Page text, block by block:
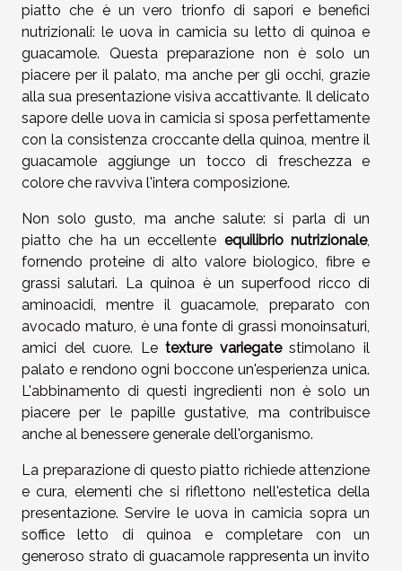
piatto che è un vero trionfo di sapori e benefici
nutrizionali: le uova in camicia su letto di quinoa e
guacamole. Questa preparazione non è solo un
piacere per il palato, ma anche per gli occhi, grazie
alla sua presentazione visiva accattivante. Il delicato
sapore delle uova in camicia si sposa perfettamente
con la consistenza croccante della quinoa, mentre il
guacamole aggiunge un tocco di freschezza e
colore che ravviva l'intera composizione.
Non solo gusto, ma anche salute: si parla di un
piatto che ha un eccellente equilibrio nutrizionale,
fornendo proteine di alto valore biologico, fibre e
grassi salutari. La quinoa è un superfood ricco di
aminoacidi, mentre il guacamole, preparato con
avocado maturo, è una fonte di grassi monoinsaturi,
amici del cuore. Letexture variegatestimolano il
palato e rendono ogni boccone un'esperienza unica.
L'abbinamento di questi ingredienti non è solo un
piacere per le papille gustative, ma contribuisce
anche al benessere generale dell'organismo.
La preparazione di questo piatto richiede attenzione
e cura, elementi che si riflettono nell'estetica della
presentazione. Servire le uova in camicia sopra un
soffice letto di quinoa e completare con un
generoso strato di guacamole rappresenta un invito